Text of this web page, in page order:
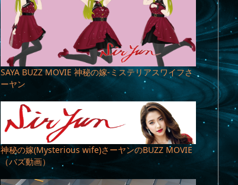
SAYA BUZZ MOVIE 神秘の嫁-ミステリアスワイフさ
ーヤン
神秘の嫁(Mysterious wife)さーヤンのBUZZ MOVIE
（バズ動画）